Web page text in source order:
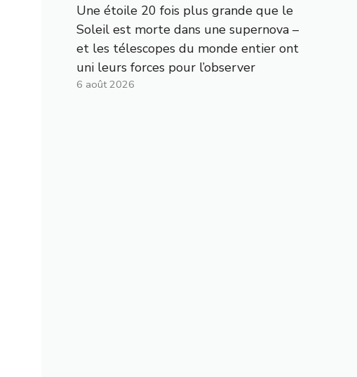
Une étoile 20 fois plus grande que le
Soleil est morte dans une supernova –
et les télescopes du monde entier ont
uni leurs forces pour l’observer
6 août 2026